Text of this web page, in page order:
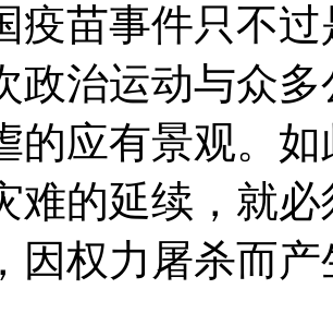
疫苗事件只不
政治运动与众
的应有景观。
难的延续，就
因权力屠杀而